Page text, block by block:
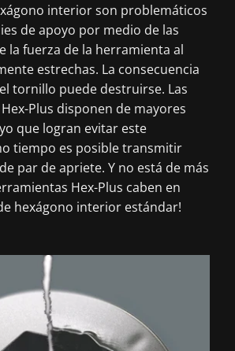
interior son problemáticos
de apoyo por medio de las
la fuerza de la herramienta al
estrechas. La consecuencia
tornillo puede destruirse. Las
Plus disponen de mayores
que logran evitar este
tiempo es posible transmitir
par de apriete. Y no está de más
Hex-Plus caben en
hexágono interior estándar!